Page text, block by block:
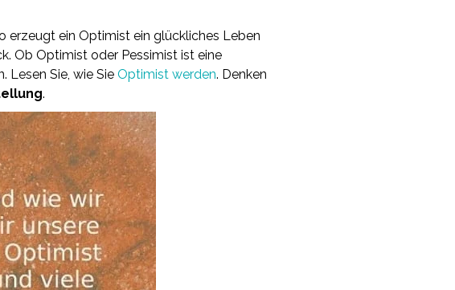
erzeugt ein Optimist ein glückliches Leben
Ob Optimist oder Pessimist ist eine
Lesen Sie, wie Sie Optimist werden. Denken
.